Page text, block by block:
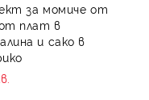
за момиче от
плат в
и сако в